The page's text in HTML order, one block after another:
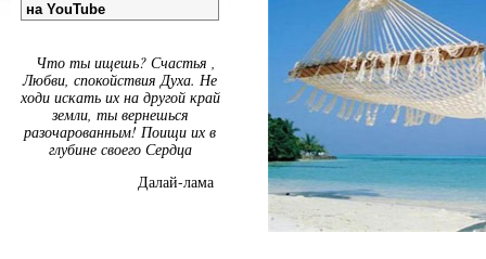
на YouTube
Что ты ищешь? Счастья ,
Любви, спокойствия Духа. Не
ходи искать их на другой край
земли, ты вернешься
разочарованным! Поищи их в
глубине своего Сердца
Далай-лама